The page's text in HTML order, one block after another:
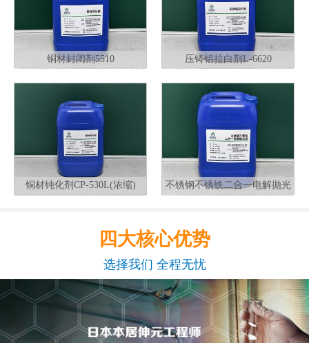
铜材封闭剂5510 压铸铝拉白剂L-6620
铜材钝化剂CP-530L(浓缩)
不锈钢不锈铁二合一电解抛光
四大核心优势
选择我们 全程无忧